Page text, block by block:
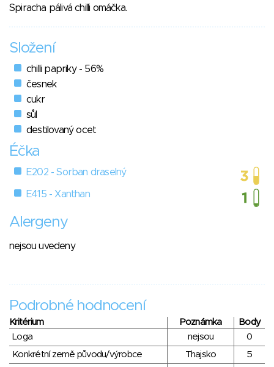
Spiracha pálivá chilli omáčka.
Složení
chilli papriky - 56%
česnek
cukr
sůl
destilovaný ocet
Éčka
E202 - Sorban draselný
E415 - Xanthan
Alergeny
nejsou uvedeny
Podrobné hodnocení
Kritérium Poznámka
Body
Loga
nejsou
0
Konkrétní země původu/výrobce
Thajsko 5